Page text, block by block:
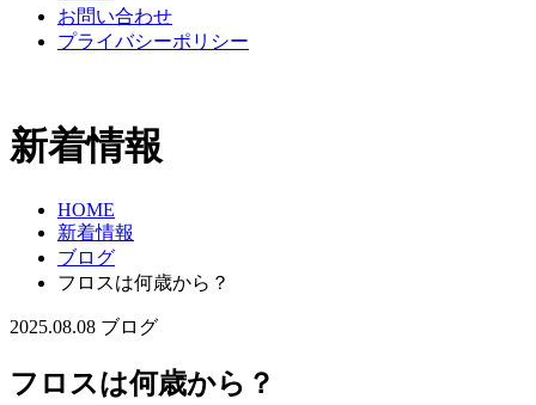
お問い合わせ
プライバシーポリシー
新着情報
HOME
新着情報
ブログ
フロスは何歳から？
2025.08.08 ブログ
フロスは何歳から？